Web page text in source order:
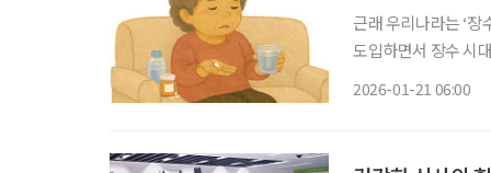
근래 우리나라는 ‘장
도입하면서 장수 시
2026-01-21 06:00